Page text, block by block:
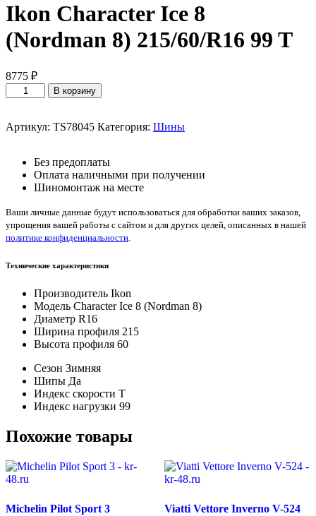
Ikon Character Ice 8
(Nordman 8) 215/60/R16 99 T
8775 ₽
Количество
товара
Character
(Nordman
215/60/R16
T
В корзину
Артикул: TS78045 Категория: Шины
Без предоплаты
Оплата наличными при получении
Шиномонтаж на месте
Ваши личные данные будут использоваться для обработки ваших заказов,
упрощения вашей работы с сайтом и для других целей, описанных в нашей
политике конфиденциальности.
Технические характеристики
Производитель Ikon
Модель Character Ice 8 (Nordman 8)
Диаметр R16
Ширина профиля 215
Высота профиля 60
Сезон Зимняя
Шипы Да
Индекс скорости T
Индекс нагрузки 99
Похожие товары
Michelin Pilot Sport 3
Viatti Vettore Inverno V-524